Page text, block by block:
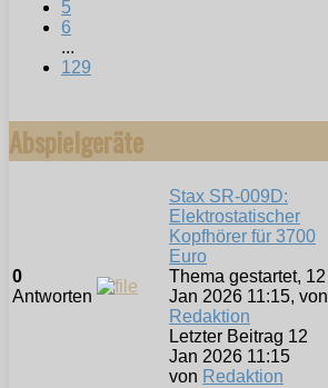
5
6
...
129
Abspielgeräte
0
Antworten
Stax SR-009D:
Elektrostatischer
Kopfhörer für 3700
Euro
Thema gestartet, 12
Jan 2026 11:15, von
Redaktion
Letzter Beitrag 12
Jan 2026 11:15
von Redaktion